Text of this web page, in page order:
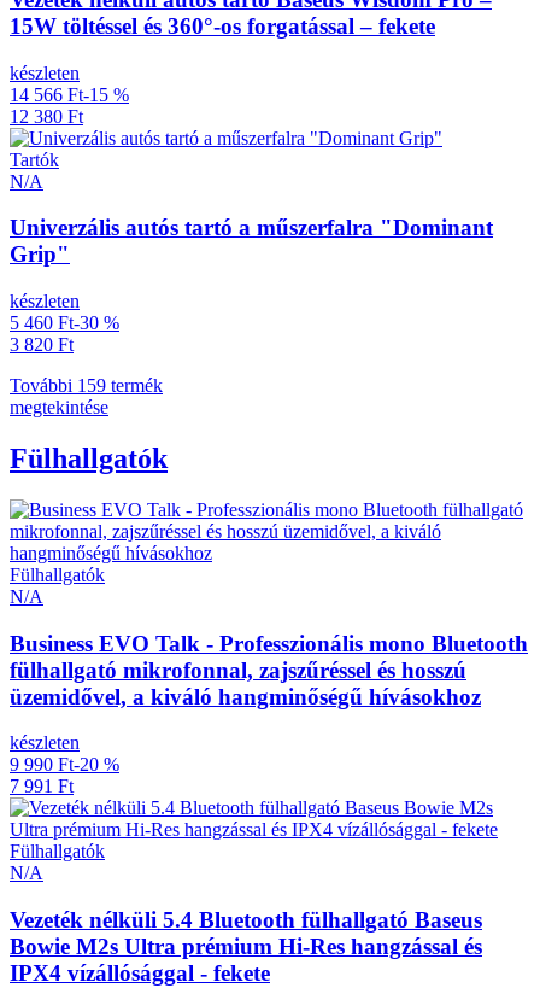
15W töltéssel és 360°-os forgatással – fekete
készleten
14 566 Ft-15 %
12 380 Ft
Tartók
N/A
Univerzális autós tartó a műszerfalra "Dominant
Grip"
készleten
5 460 Ft-30 %
3 820 Ft
További 159 termék
megtekintése
Fülhallgatók
Fülhallgatók
N/A
Business EVO Talk - Professzionális mono Bluetooth
fülhallgató mikrofonnal, zajszűréssel és hosszú
üzemidővel, a kiváló hangminőségű hívásokhoz
készleten
9 990 Ft-20 %
7 991 Ft
Fülhallgatók
N/A
Vezeték nélküli 5.4 Bluetooth fülhallgató Baseus
Bowie M2s Ultra prémium Hi-Res hangzással és
IPX4 vízállósággal - fekete